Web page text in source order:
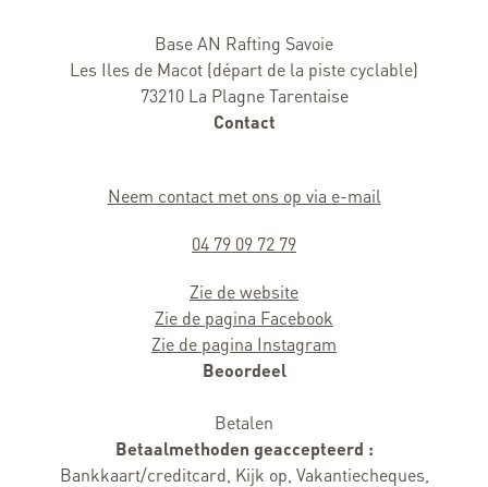
Base AN Rafting Savoie
Les Iles de Macot (départ de la piste cyclable)
73210 La Plagne Tarentaise
Contact
Neem contact met ons op via e-mail
04 79 09 72 79
Zie de website
Zie de pagina Facebook
Zie de pagina Instagram
Beoordeel
Betalen
Betaalmethoden geaccepteerd :
Bankkaart/creditcard, Kijk op, Vakantiecheques,